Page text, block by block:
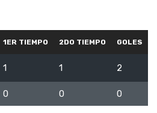
1ER TIEMPO 2DO TIEMPO GOLES
1 1 2
0 0 0